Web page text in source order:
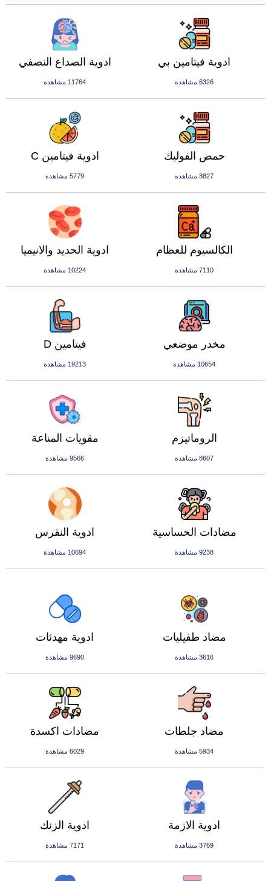
ادوية الصداع النصفي
11764 مشاهدة
ادوية فيتامين بي
6326 مشاهدة
ادوية فيتامين C
5779 مشاهدة
حمض الفوليك
3827 مشاهدة
ادوية الحديد والانيميا
10224 مشاهدة
الكالسيوم للعظام
7110 مشاهدة
فيتامين D
19213 مشاهدة
مخدر موضعي
10654 مشاهدة
مقويات المناعة
9566 مشاهدة
الروماتيزم
8607 مشاهدة
ادوية النقرس
10694 مشاهدة
مضادات الحساسية
9238 مشاهدة
ادوية مهدئات
9690 مشاهدة
مضاد طفيليات
3616 مشاهدة
مضادات اكسدة
6029 مشاهدة
مضاد جلطات
5934 مشاهدة
ادوية الزنك
7171 مشاهدة
ادوية الازمة
3769 مشاهدة